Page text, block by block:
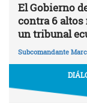
El Gobierno
contra 6 altos
un tribunal
Subcomandante